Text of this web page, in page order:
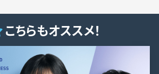
こちらもオススメ！